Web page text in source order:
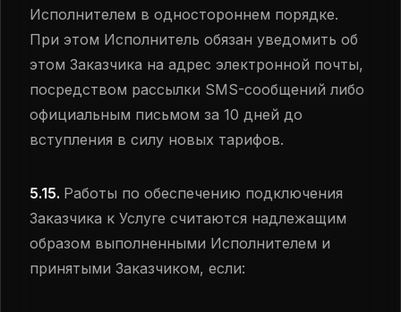
Исполнителем в одностороннем порядке.
При этом Исполнитель обязан уведомить об
этом Заказчика на адрес электронной почты,
посредством рассылки SMS-сообщений либо
официальным письмом за 10 дней до
вступления в силу новых тарифов.
5.15. Работы по обеспечению подключения
Заказчика к Услуге считаются надлежащим
образом выполненными Исполнителем и
принятыми Заказчиком, если: